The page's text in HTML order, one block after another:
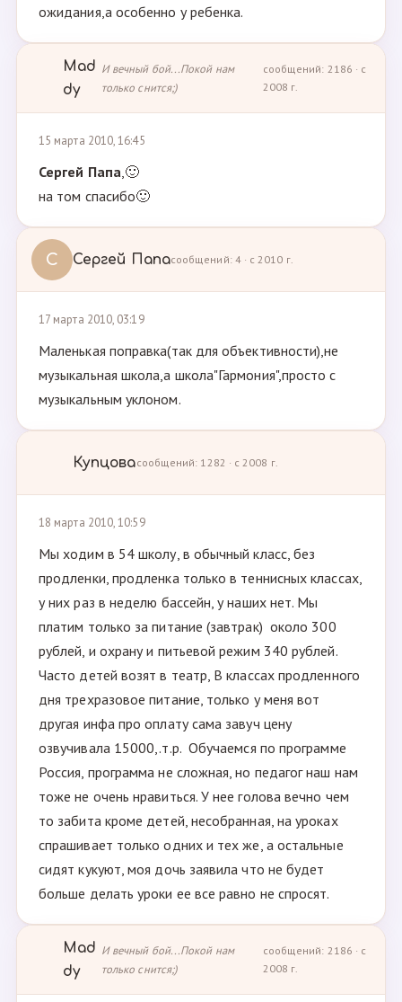
ожидания,а особенно у ребенка.
Mad
dy
И вечный бой...Покой нам
только снится;)
сообщений: 2186 · с
2008 г.
15 марта 2010, 16:45
Сергей Папа,🙂
на том спасибо🙂
С Сергей Папасообщений: 4 · с 2010 г.
17 марта 2010, 03:19
Маленькая поправка(так для объективности),не
музыкальная школа,а школа"Гармония",просто с
музыкальным уклоном.
Купцовасообщений: 1282 · с 2008 г.
18 марта 2010, 10:59
Мы ходим в 54 школу, в обычный класс, без
продленки, продленка только в теннисных классах,
у них раз в неделю бассейн, у наших нет. Мы
платим только за питание (завтрак) около 300
рублей, и охрану и питьевой режим 340 рублей.
Часто детей возят в театр, В классах продленного
дня трехразовое питание, только у меня вот
другая инфа про оплату сама завуч цену
озвучивала 15000,.т.р. Обучаемся по программе
Россия, программа не сложная, но педагог наш нам
тоже не очень нравиться. У нее голова вечно чем
то забита кроме детей, несобранная, на уроках
спрашивает только одних и тех же, а остальные
сидят кукуют, моя дочь заявила что не будет
больше делать уроки ее все равно не спросят.
Mad
dy
И вечный бой...Покой нам
только снится;)
сообщений: 2186 · с
2008 г.